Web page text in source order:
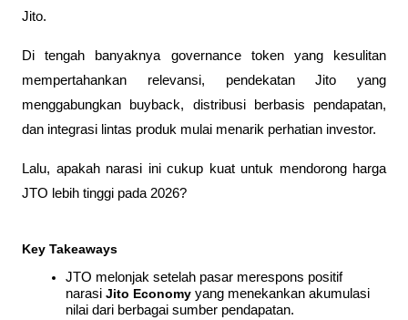
Jito.
Di tengah banyaknya governance token yang kesulitan
mempertahankan relevansi, pendekatan Jito yang
menggabungkan buyback, distribusi berbasis pendapatan,
dan integrasi lintas produk mulai menarik perhatian investor.
Lalu, apakah narasi ini cukup kuat untuk mendorong harga
JTO lebih tinggi pada 2026?
Key Takeaways
JTO melonjak setelah pasar merespons positif
narasi Jito Economy yang menekankan akumulasi
nilai dari berbagai sumber pendapatan.